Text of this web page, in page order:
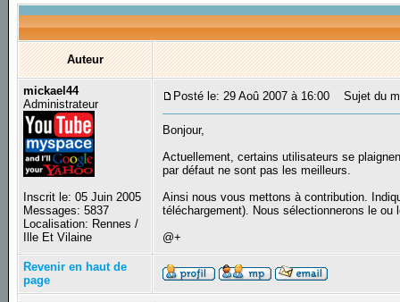
Auteur
mickael44
Administrateur
Inscrit le: 05 Juin 2005
Messages: 5837
Localisation: Rennes /
Ille Et Vilaine
Posté le: 29 Aoû 2007 à 16:00 Sujet du
Bonjour,
Actuellement, certains utilisateurs se
par défaut ne sont pas les meilleurs.
Ainsi nous vous mettons à contribution.
téléchargement). Nous sélectionnerons le
@+
Revenir en haut de
page